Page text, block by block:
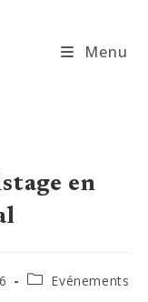
Menu
en
PostEvénements